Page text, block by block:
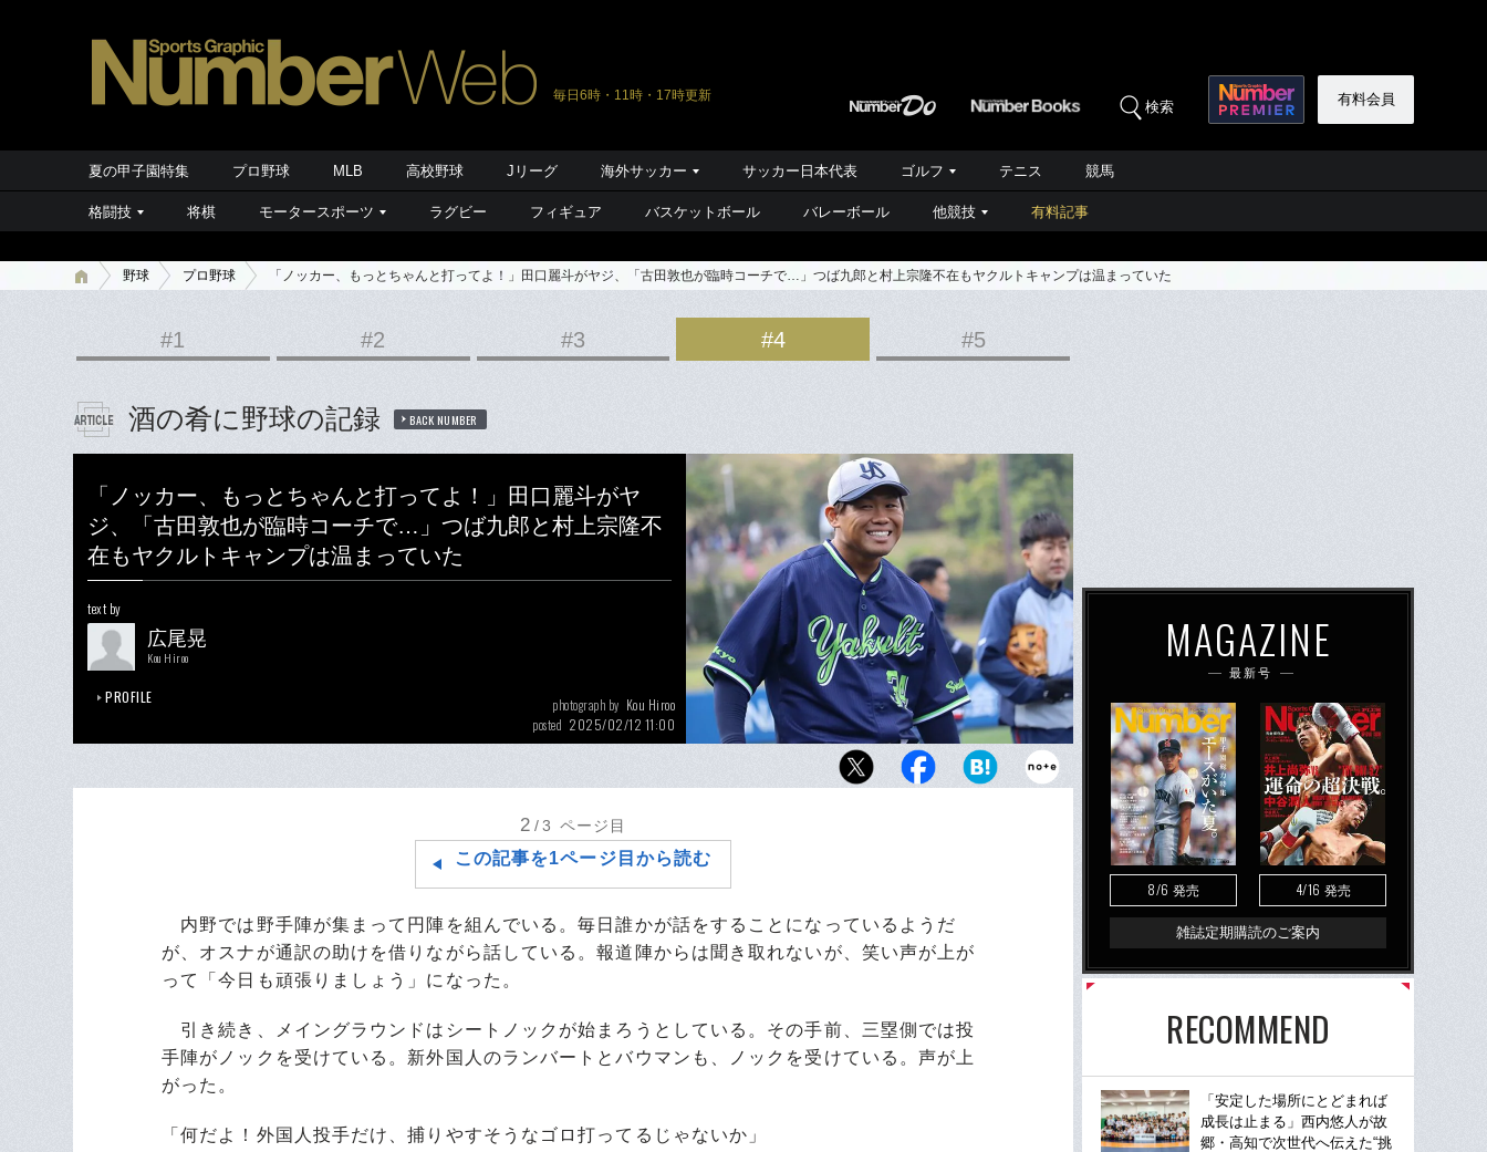
毎日6時・11時・17時更新
検索 有料会員
夏の甲子園特集 プロ野球 MLB 高校野球 Jリーグ 海外サッカー サッカー日本代表 ゴルフ テニス 競馬
格闘技 将棋 モータースポーツ ラグビー フィギュア バスケットボール バレーボール 他競技 有料記事
野球 プロ野球 「ノッカー、もっとちゃんと打ってよ！」田口麗斗がヤジ、「古田敦也が臨時コーチで…」つば九郎と村上宗隆不在もヤクルトキャンプは温まっていた
#1 #2 #3 #4 #5
酒の肴に野球の記録 BACK NUMBER
「ノッカー、もっとちゃんと打ってよ！」田口麗斗がヤ
ジ、「古田敦也が臨時コーチで…」つば九郎と村上宗隆不
在もヤクルトキャンプは温まっていた
text by
広尾晃
Kou Hiroo
PROFILE photograph by Kou Hiroo
posted 2025/02/12 11:00
田口麗斗はヤクルトキャンプを大いに盛り上げていた
2 /3 ページ目
この記事を1ページ目から読む
内野では野手陣が集まって円陣を組んでいる。毎日誰かが話をすることになっているようだ
が、オスナが通訳の助けを借りながら話している。報道陣からは聞き取れないが、笑い声が上が
って「今日も頑張りましょう」になった。
引き続き、メイングラウンドはシートノックが始まろうとしている。その手前、三塁側では投
手陣がノックを受けている。新外国人のランバートとバウマンも、ノックを受けている。声が上
がった。
「何だよ！外国人投手だけ、捕りやすそうなゴロ打ってるじゃないか」
MAGAZINE
最新号
8/6 発売 4/16 発売
雑誌定期購読のご案内
RECOMMEND
「安定した場所にとどまれば
成長は止まる」西内悠人が故
郷・高知で次世代へ伝えた“挑